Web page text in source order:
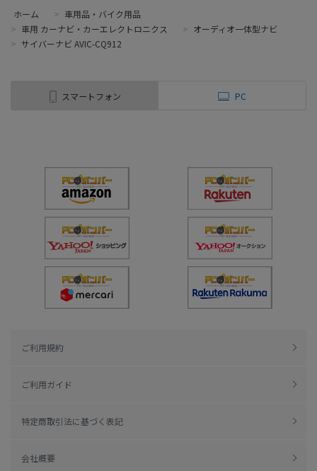
ホーム > 車用品・バイク用品
> 車用 カーナビ・カーエレクトロニクス > オーディオ一体型ナビ
> サイバーナビ AVIC-CQ912
スマートフォン PC
ご利用規約
ご利用ガイド
特定商取引法に基づく表記
会社概要